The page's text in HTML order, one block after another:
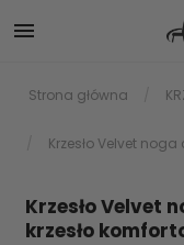

Strona główna
Krzesło Velvet
Krzesło Velvet
krzesło